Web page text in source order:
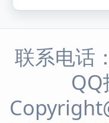
联系电话